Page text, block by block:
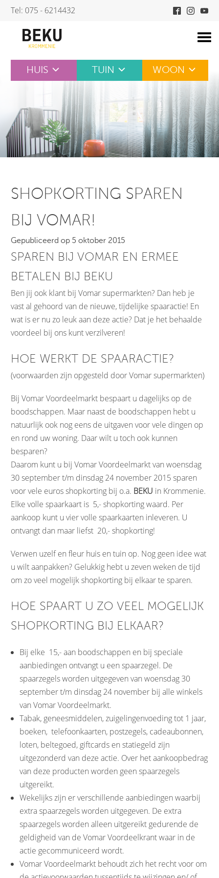
Skip
content
Tel: 075 - 6214432
HUIS TUIN WOON
SHOPKORTING SPAREN
BIJ VOMAR!
Gepubliceerd op 5 oktober 2015
SPAREN BIJ VOMAR EN ERMEE
BETALEN BIJ BEKU
Ben jij ook klant bij Vomar supermarkten? Dan heb je
vast al gehoord van de nieuwe, tijdelijke spaaractie! En
wat is er nu zo leuk aan deze actie? Dat je het behaalde
voordeel bij ons kunt verzilveren!
HOE WERKT DE SPAARACTIE?
(voorwaarden zijn opgesteld door Vomar supermarkten)
Bij Vomar Voordeelmarkt bespaart u dagelijks op de
boodschappen. Maar naast de boodschappen hebt u
natuurlijk ook nog eens de uitgaven voor vele dingen op
en rond uw woning. Daar wilt u toch ook kunnen
besparen?
Daarom kunt u bij Vomar Voordeelmarkt van woensdag
30 september t/m dinsdag 24 november 2015 sparen
voor vele euros shopkorting bij o.a. BEKU in Krommenie.
Elke volle spaarkaart is  5,- shopkorting waard. Per
aankoop kunt u vier volle spaarkaarten inleveren. U
ontvangt dan maar liefst  20,- shopkorting!
Verwen uzelf en fleur huis en tuin op. Nog geen idee wat
u wilt aanpakken? Gelukkig hebt u zeven weken de tijd
om zo veel mogelijk shopkorting bij elkaar te sparen.
HOE SPAART U ZO VEEL MOGELIJK
SHOPKORTING BIJ ELKAAR?
Bij elke  15,- aan boodschappen en bij speciale
aanbiedingen ontvangt u een spaarzegel. De
spaarzegels worden uitgegeven van woensdag 30
september t/m dinsdag 24 november bij alle winkels
van Vomar Voordeelmarkt.
Tabak, geneesmiddelen, zuigelingenvoeding tot 1 jaar,
boeken, telefoonkaarten, postzegels, cadeaubonnen,
loten, beltegoed, giftcards en statiegeld zijn
uitgezonderd van deze actie. Over het aankoopbedrag
van deze producten worden geen spaarzegels
uitgereikt.
Wekelijks zijn er verschillende aanbiedingen waarbij
extra spaarzegels worden uitgegeven. De extra
spaarzegels worden alleen uitgereikt gedurende de
geldigheid van de Vomar Voordeelkrant waar in de
actie gecommuniceerd wordt.
Vomar Voordeelmarkt behoudt zich het recht voor om